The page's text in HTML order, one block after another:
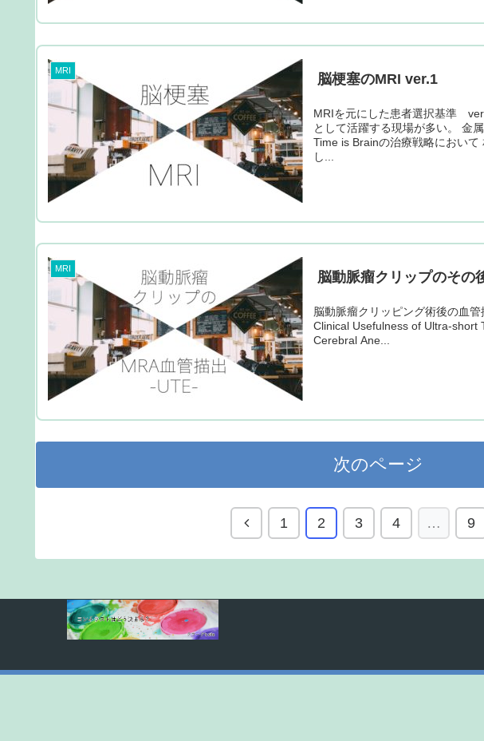
MRI
脳梗塞のMRI ver.1
MRIを元にした患者選択基準
として活躍する現場が多い。 金
Time is Brainの治療戦略におい
し...
MRI
脳動脈瘤クリップのその
脳動脈瘤クリッピング術後の血
Clinical Usefulness of Ultra-
Cerebral Ane...
次のページ
1 2 3 4 … 9